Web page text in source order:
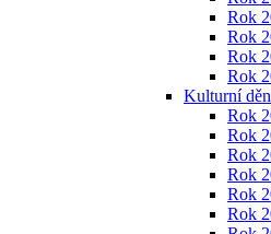
Rok
Rok
Rok
Rok
Kulturní
Rok
Rok
Rok
Rok
Rok
Rok